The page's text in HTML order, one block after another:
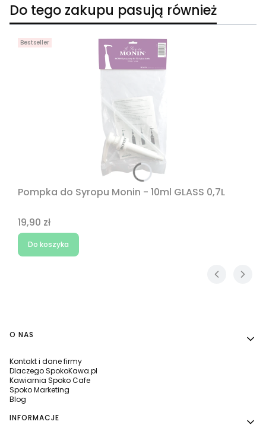
Do tego zakupu pasują również
Bestseller
Pompka do Syropu Monin - 10ml GLASS 0,7L
Cena
19,90 zł
Do koszyka
Linki w stopce
O NAS
Kontakt i dane firmy
Dlaczego SpokoKawa.pl
Kawiarnia Spoko Cafe
Spoko Marketing
Blog
INFORMACJE